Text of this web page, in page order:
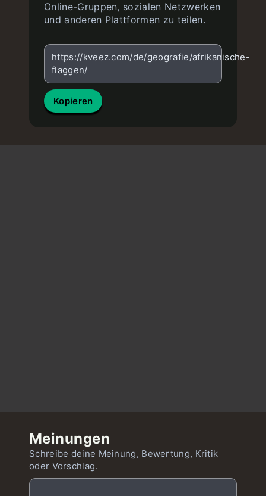
Online-Gruppen, sozialen Netzwerken
und anderen Plattformen zu teilen.
https://kveez.com/de/geografie/afrikanische-
flaggen/
Kopieren
Meinungen
Schreibe deine Meinung, Bewertung, Kritik
oder Vorschlag.